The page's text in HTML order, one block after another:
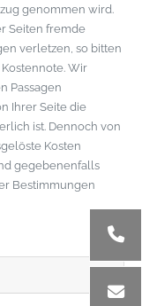
genommen wird.
Seiten fremde
verletzen, so bitten
Wir
Passagen
Ihrer Seite die
ist. Dennoch von
Kosten
gegebenenfalls
Bestimmungen